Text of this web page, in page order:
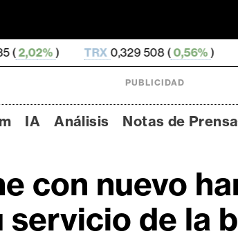
TRX0,329 508 (0,56%) HYPE54,54 (
PUBLICIDAD
IA Análisis Notas de Prensa
con nuevo
de la